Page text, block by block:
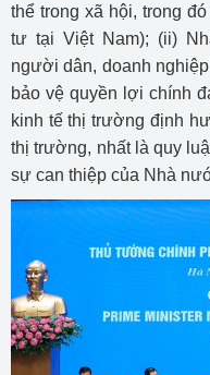
thể trong xã hội, trong
tư tại Việt Nam); (ii)
người dân, doanh
bảo vệ quyền lợi chính
kinh tế thị trường định
thị trường, nhất là quy
sự can thiệp của Nhà